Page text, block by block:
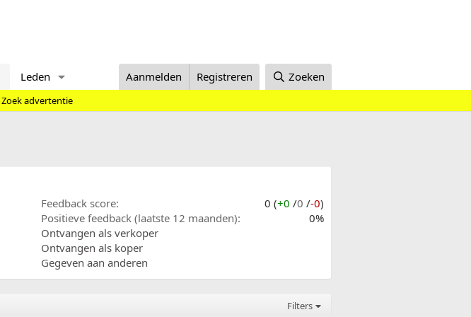
Leden Aanmelden Registreren Zoeken
Zoek advertentie
Feedback score 0 (+0 /0 /-0)
Positieve feedback (laatste 12 maanden)
0%
Ontvangen als verkoper
Ontvangen als koper
Gegeven aan anderen
Filters